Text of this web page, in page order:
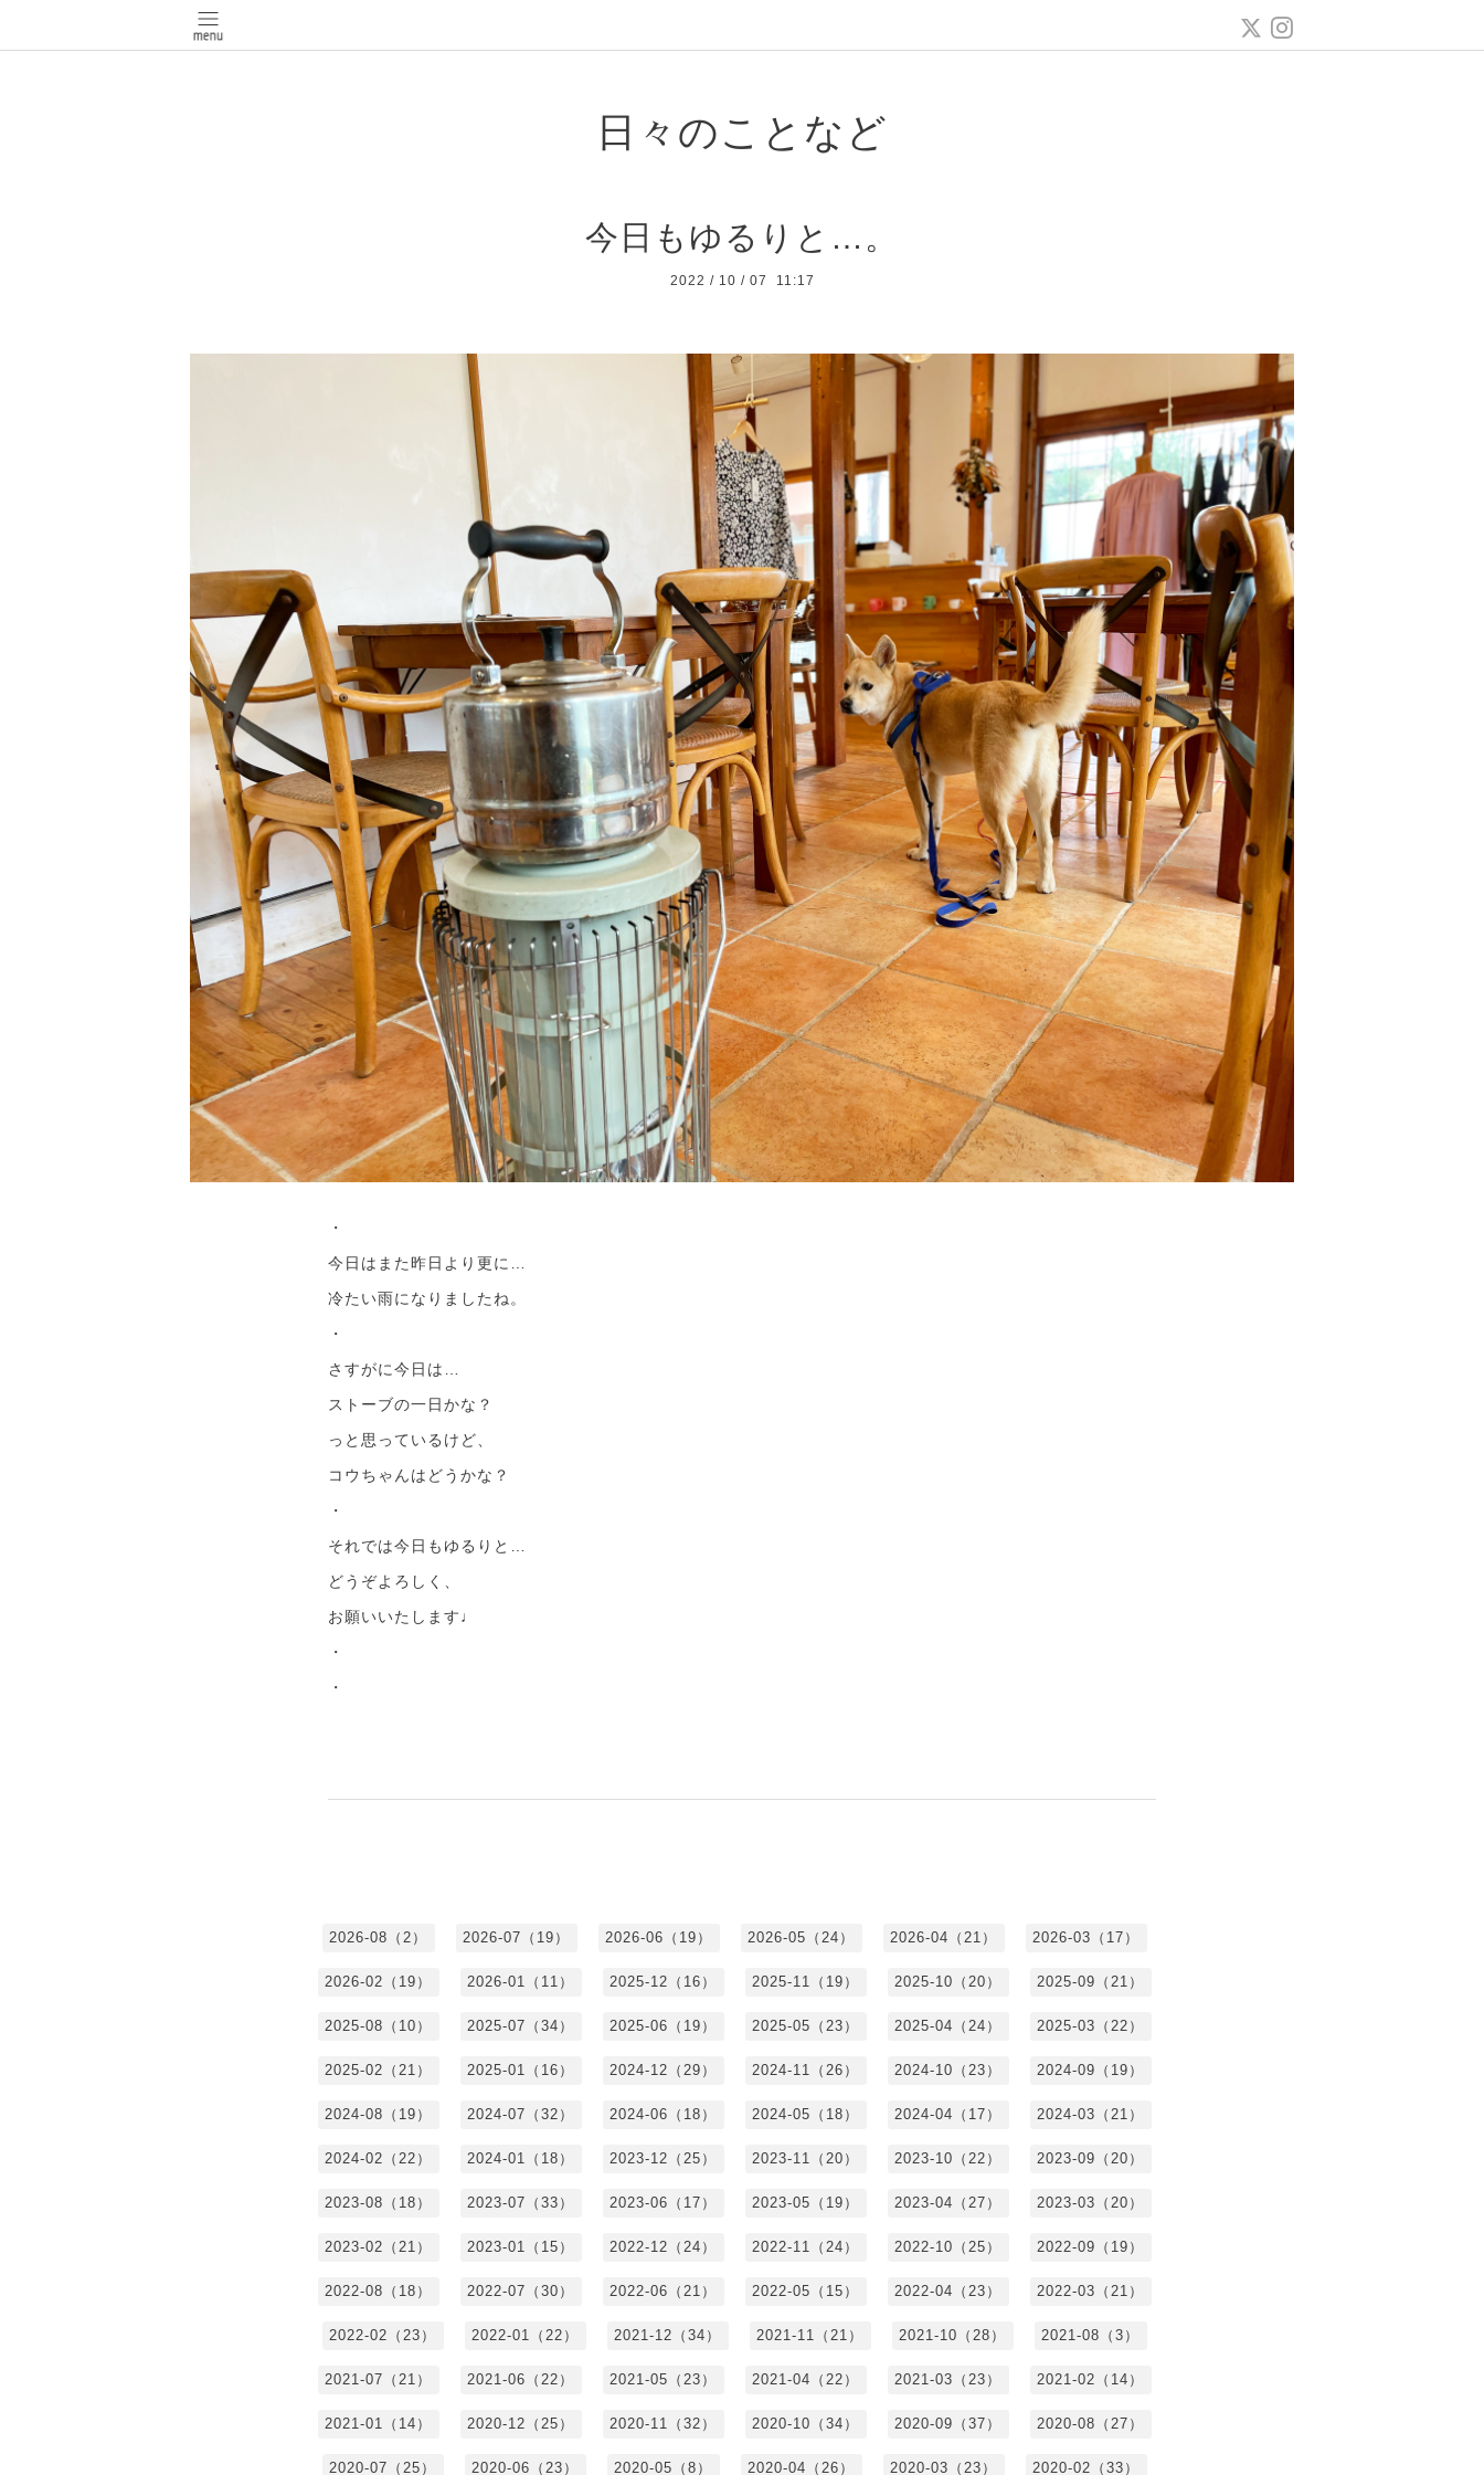
日々のことなど
今日もゆるりと…。
2022 / 10 / 07 11:17
・
今日はまた昨日より更に…
冷たい雨になりましたね。
・
さすがに今日は…
ストーブの一日かな？
っと思っているけど、
コウちゃんはどうかな？
・
それでは今日もゆるりと…
どうぞよろしく、
お願いいたします♩
・
・
2026-08（2） 2026-07（19） 2026-06（19） 2026-05（24） 2026-04（21） 2026-03（17）
2026-02（19） 2026-01（11） 2025-12（16） 2025-11（19） 2025-10（20） 2025-09（21）
2025-08（10） 2025-07（34） 2025-06（19） 2025-05（23） 2025-04（24） 2025-03（22）
2025-02（21） 2025-01（16） 2024-12（29） 2024-11（26） 2024-10（23） 2024-09（19）
2024-08（19） 2024-07（32） 2024-06（18） 2024-05（18） 2024-04（17） 2024-03（21）
2024-02（22） 2024-01（18） 2023-12（25） 2023-11（20） 2023-10（22） 2023-09（20）
2023-08（18） 2023-07（33） 2023-06（17） 2023-05（19） 2023-04（27） 2023-03（20）
2023-02（21） 2023-01（15） 2022-12（24） 2022-11（24） 2022-10（25） 2022-09（19）
2022-08（18） 2022-07（30） 2022-06（21） 2022-05（15） 2022-04（23） 2022-03（21）
2022-02（23） 2022-01（22） 2021-12（34） 2021-11（21） 2021-10（28） 2021-08（3）
2021-07（21） 2021-06（22） 2021-05（23） 2021-04（22） 2021-03（23） 2021-02（14）
2021-01（14） 2020-12（25） 2020-11（32） 2020-10（34） 2020-09（37） 2020-08（27）
2020-07（25） 2020-06（23） 2020-05（8） 2020-04（26） 2020-03（23） 2020-02（33）